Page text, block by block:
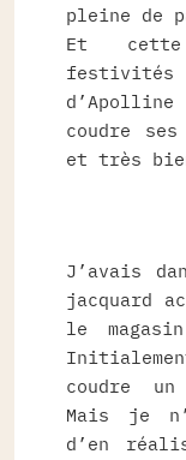
pleine de
Et
d’Apolline
coudre
et très
J’avais
jacquard
le
coudre
Mais je
d’en